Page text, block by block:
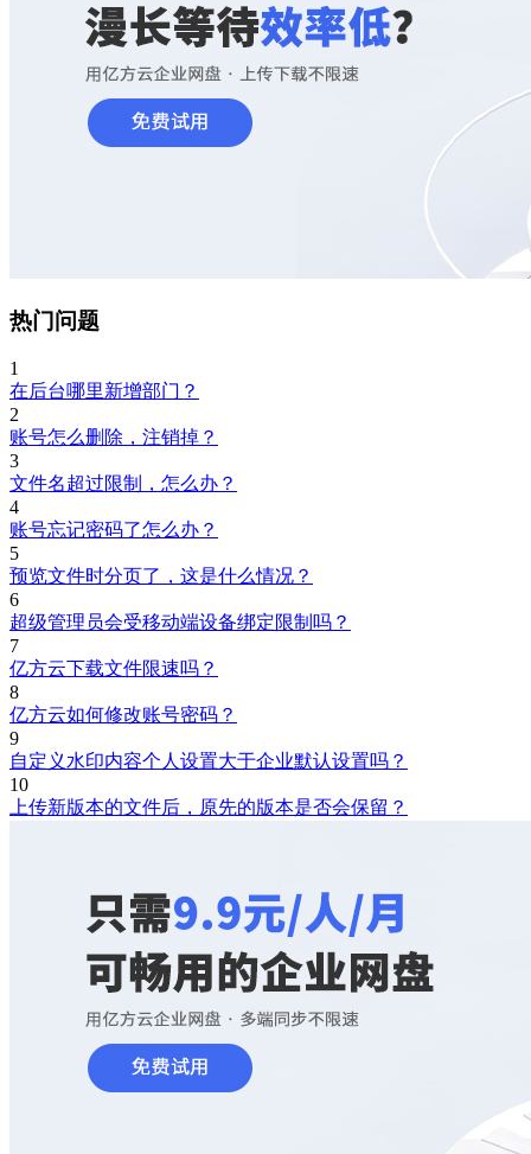
热门问题
1
在后台哪里新增部门？
2
账号怎么删除，注销掉？
3
文件名超过限制，怎么办？
4
账号忘记密码了怎么办？
5
预览文件时分页了，这是什么情况？
6
超级管理员会受移动端设备绑定限制吗？
7
亿方云下载文件限速吗？
8
亿方云如何修改账号密码？
9
自定义水印内容个人设置大于企业默认设置吗？
10
上传新版本的文件后，原先的版本是否会保留？